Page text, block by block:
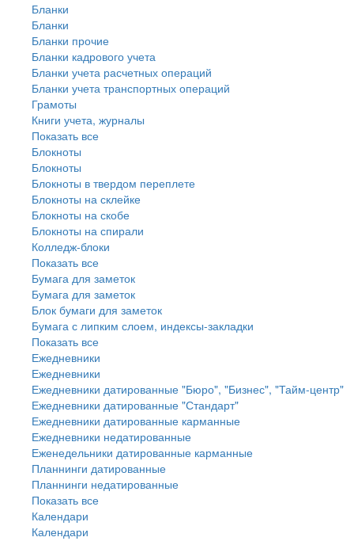
Бланки
Бланки
Бланки прочие
Бланки кадрового учета
Бланки учета расчетных операций
Бланки учета транспортных операций
Грамоты
Книги учета, журналы
Показать все
Блокноты
Блокноты
Блокноты в твердом переплете
Блокноты на склейке
Блокноты на скобе
Блокноты на спирали
Колледж-блоки
Показать все
Бумага для заметок
Бумага для заметок
Блок бумаги для заметок
Бумага с липким слоем, индексы-закладки
Показать все
Ежедневники
Ежедневники
Ежедневники датированные "Бюро", "Бизнес", "Тайм-центр"
Ежедневники датированные "Стандарт"
Ежедневники датированные карманные
Ежедневники недатированные
Еженедельники датированные карманные
Планнинги датированные
Планнинги недатированные
Показать все
Календари
Календари